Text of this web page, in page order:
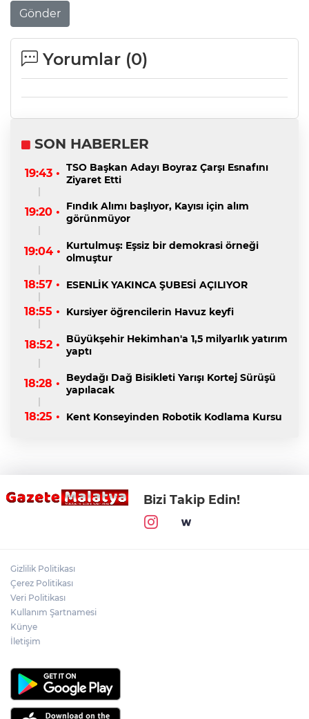
Gönder
Yorumlar (0)
SON HABERLER
19:43 • TSO Başkan Adayı Boyraz Çarşı Esnafını
Ziyaret Etti
19:20 •
Fındık Alımı başlıyor, Kayısı için alım
görünmüyor
19:04 • Kurtulmuş: Eşsiz bir demokrasi örneği
olmuştur
18:57 • ESENLİK YAKINCA ŞUBESİ AÇILIYOR
18:55 • Kursiyer öğrencilerin Havuz keyfi
18:52 •
Büyükşehir Hekimhan'a 1,5 milyarlık yatırım
yaptı
18:28 •
Beydağı Dağ Bisikleti Yarışı Kortej Sürüşü
yapılacak
18:25 • Kent Konseyinden Robotik Kodlama Kursu
Bizi Takip Edin!
Gizlilik Politikası
Çerez Politikası
Veri Politikası
Kullanım Şartnamesi
Künye
İletişim